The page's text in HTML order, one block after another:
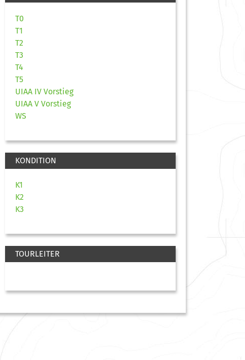
T0
T1
T2
T3
T4
T5
UIAA IV Vorstieg
UIAA V Vorstieg
WS
KONDITION
K1
K2
K3
TOURLEITER